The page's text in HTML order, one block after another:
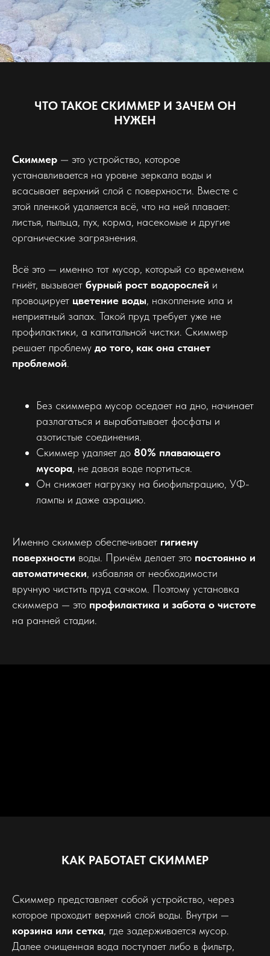
ЧТО ТАКОЕ СКИММЕР И ЗАЧЕМ ОН
НУЖЕН
Скиммер — это устройство, которое
устанавливается на уровне зеркала воды и
всасывает верхний слой с поверхности. Вместе с
этой пленкой удаляется всё, что на ней плавает:
листья, пыльца, пух, корма, насекомые и другие
органические загрязнения.
Всё это — именно тот мусор, который со временем
гниёт, вызывает бурный рост водорослей и
провоцирует цветение воды , накопление ила и
неприятный запах. Такой пруд требует уже не
профилактики, а капитальной чистки. Скиммер
решает проблему до того, как она станет
проблемой
Без скиммера мусор оседает на дно, начинает
разлагаться и вырабатывает фосфаты и
азотистые соединения.
Скиммер удаляет до 80% плавающего
мусора , не давая воде портиться.
Он снижает нагрузку на биофильтрацию, УФ-
лампы и даже аэрацию.
Именно скиммер обеспечивает гигиену
поверхности воды. Причём делает это постоянно и
автоматически , избавляя от необходимости
вручную чистить пруд сачком. Поэтому установка
скиммера — это профилактика и забота о чистоте
на ранней стадии.
КАК РАБОТАЕТ СКИММЕР
Скиммер представляет собой устройство, через
которое проходит верхний слой воды. Внутри —
корзина или сетка , где задерживается мусор.
Далее очищенная вода поступает либо в фильтр,